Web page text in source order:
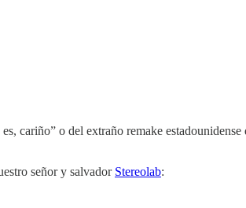
cariño” o del extraño remake
señor y salvador Stereolab: